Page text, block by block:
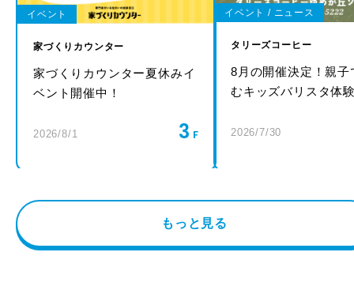
イベント
家づくりカウンター
家づくりカウンター夏休みイ
ベント開催中！
2026/8/1 3
イベント / ニュース
タリーズコーヒー
8月の開催決定！親子
むキッズバリスタ体
2026/7/30
もっと見る